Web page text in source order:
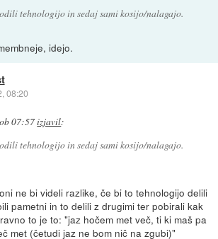
tehnologijo in sedaj sami kosijo/nalagajo.
idejo.
08:20
07:57izjavil:
tehnologijo in sedaj sami kosijo/nalagajo.
ne bi videli razlike, če bi to tehnologijo delili
pametni in to delili z drugimi ter pobirali kak
to je to: "jaz hočem met več, ti ki maš pa
met (četudi jaz ne bom nič na zgubi)"